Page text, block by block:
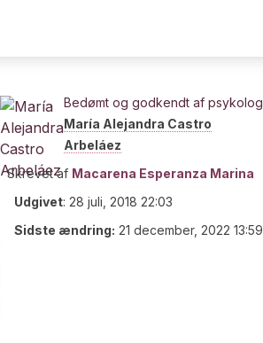
Bedømt og godkendt af psykolog
María Alejandra Castro
Arbeláez
Skrevet af Macarena Esperanza Marina
Udgivet: 28 juli, 2018 22:03
Sidste ændring: 21 december, 2022 13:59